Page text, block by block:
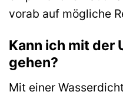
vorab auf mögliche
Kann ich mit der
gehen?
Mit einer